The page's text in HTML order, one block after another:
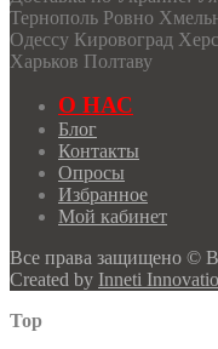
Тернополь Ровно
Одессу Кировоград
Харьков Полтаву
О НАС
Блог
Контакты
Опросы
Избранное
Мой кабинет
Все права защищено ©
Created by Inneti
Top